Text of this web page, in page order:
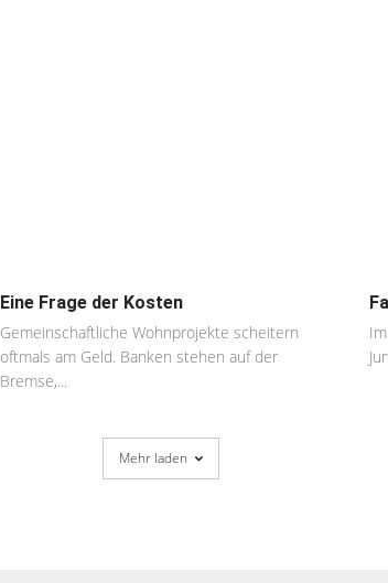
Eine Frage der Kosten
Gemeinschaftliche Wohnprojekte scheitern
oftmals am Geld. Banken stehen auf der
Bremse,...
Mehr laden